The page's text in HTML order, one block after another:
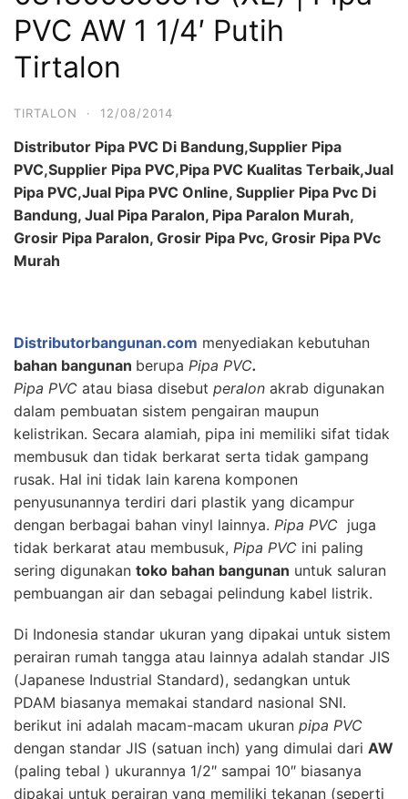
PVC AW 1 1/4′ Putih
Tirtalon
TIRTALON · 12/08/2014
Distributor Pipa PVC Di Bandung,Supplier Pipa
PVC,Supplier Pipa PVC,Pipa PVC Kualitas Terbaik,Jual
Pipa PVC,Jual Pipa PVC Online, Supplier Pipa Pvc Di
Bandung, Jual Pipa Paralon, Pipa Paralon Murah,
Grosir Pipa Paralon, Grosir Pipa Pvc, Grosir Pipa PVc
Murah
Distributorbangunan.com menyediakan kebutuhan
bahan bangunan berupa Pipa PVC.
Pipa PVC atau biasa disebut peralon akrab digunakan
dalam pembuatan sistem pengairan maupun
kelistrikan. Secara alamiah, pipa ini memiliki sifat tidak
membusuk dan tidak berkarat serta tidak gampang
rusak. Hal ini tidak lain karena komponen
penyusunannya terdiri dari plastik yang dicampur
dengan berbagai bahan vinyl lainnya. Pipa PVC juga
tidak berkarat atau membusuk, Pipa PVC ini paling
sering digunakan toko bahan bangunan untuk saluran
pembuangan air dan sebagai pelindung kabel listrik.
Di Indonesia standar ukuran yang dipakai untuk sistem
perairan rumah tangga atau lainnya adalah standar JIS
(Japanese Industrial Standard), sedangkan untuk
PDAM biasanya memakai standard nasional SNI.
berikut ini adalah macam-macam ukuran pipa PVC
dengan standar JIS (satuan inch) yang dimulai dari AW
(paling tebal ) ukurannya 1/2″ sampai 10″ biasanya
dipakai untuk perairan yang memiliki tekanan (seperti